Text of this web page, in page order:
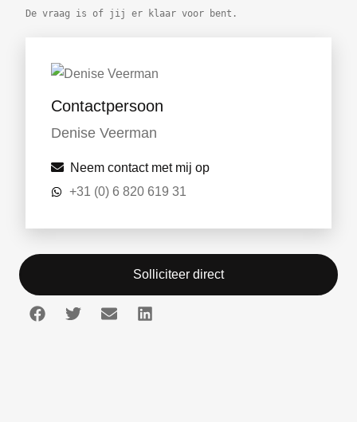
De vraag is of jij er klaar voor bent.
Contactpersoon
Denise Veerman
Neem contact met mij op
+31 (0) 6 820 619 31
Solliciteer direct